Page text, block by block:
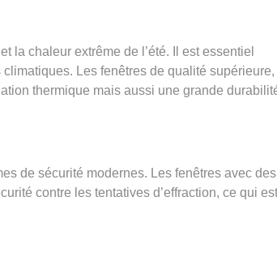
la chaleur extrême de l’été. Il est essentiel
Les fenêtres de qualité supérieure,
thermique mais aussi une grande
de sécurité modernes. Les fenêtres avec des
contre les tentatives d’effraction, ce qui est